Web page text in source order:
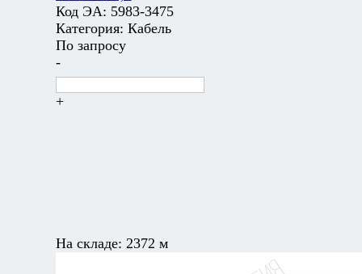
Код ЭА: 5983-3475
Категория: Кабель
По запросу
-
+
На складе: 2372 м